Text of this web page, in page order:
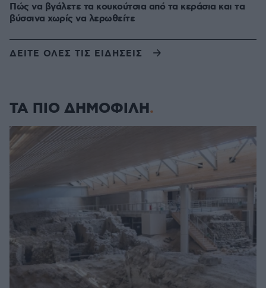
Πώς να βγάλετε τα κουκούτσια από τα κεράσια και τα
βύσσινα χωρίς να λερωθείτε
ΔΕΙΤΕ ΟΛΕΣ ΤΙΣ ΕΙΔΗΣΕΙΣ
ΤΑ ΠΙΟ ΔΗΜΟΦΙΛΗ